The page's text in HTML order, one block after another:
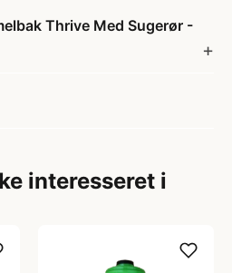
Thrive Med Sugerør -
interesseret i